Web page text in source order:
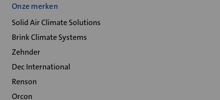
Onze merken
Solid Air Climate Solutions
Brink Climate Systems
Zehnder
Dec International
Renson
Orcon